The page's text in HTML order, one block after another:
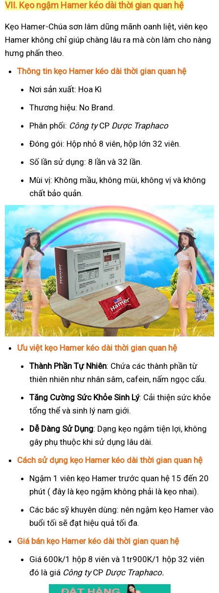
VII. Kẹo ngậm Hamer kéo dài thời gian quan hệ
Kẹo Hamer-Chúa sơn lâm dũng mãnh oanh liệt, viên kẹo
Hamer không chỉ giúp chàng lâu ra mà còn làm cho nàng
hưng phấn theo.
Thông tin kẹo Hamer kéo dài thời gian quan hệ
Nơi sản xuất: Hoa Kì
Thương hiệu: No Brand.
Phân phối: Công tyCP Dược Traphaco
Đóng gói: Hộp nhỏ 8 viên, hộp lớn 32 viên.
Số lần sử dụng: 8 lần và 32 lần.
Mùi vị: Không mầu, không mùi, không vị và không
chất bảo quản.
Ưu việt kẹo Hamer kéo dài thời gian quan hệ
Thành Phần Tự Nhiên: Chứa các thành phần từ
thiên nhiên như nhân sâm, cafein, nấm ngọc cẩu.
Tăng Cường Sức Khỏe Sinh Lý: Cải thiện sức khỏe
tổng thể và sinh lý nam giới.
Dễ Dàng Sử Dụng: Dạng kẹo ngậm tiện lợi, không
gây phụ thuộc khi sử dụng lâu dài.
Cách sử dụng kẹo Hamer kéo dài thời gian quan hệ
Ngậm 1 viên kẹo Hamer trước quan hệ 15 đến 20
phút ( đây là kẹo ngậm không phải là kẹo nhai).
Các bác sỹ khuyên dùng: nên ngậm kẹo Hamer vào
buổi tối sẽ đạt hiệu quả tối đa.
Giá bán kẹo Hamer kéo dài thời gian quan hệ
Giá 600k/1 hộp 8 viên và 1tr900K/1 hộp 32 viên
đó là giá Công tyCP Dược Traphaco.